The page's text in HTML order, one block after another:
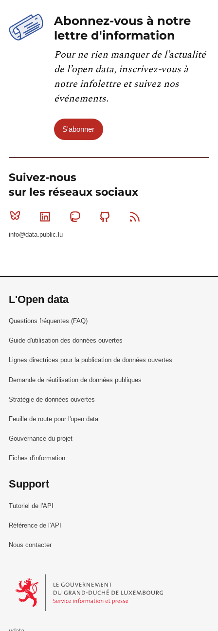
Abonnez-vous à notre
lettre d'information
Pour ne rien manquer de l’actualité
de l’open data, inscrivez-vous à
notre infolettre et suivez nos
événements.
S'abonner
Suivez-nous
sur les réseaux sociaux
Bluesky Linkedin MastodonGithub
info@data.public.lu
L'Open data
Questions fréquentes (FAQ)
Guide d'utilisation des données ouvertes
Lignes directrices pour la publication de données ouvertes
Demande de réutilisation de données publiques
Stratégie de données ouvertes
Feuille de route pour l'open data
Gouvernance du projet
Fiches d'information
Support
Tutoriel de l'API
Référence de l'API
Nous contacter
Le Gouvernement du Grand-Duché de Luxembourg - Service